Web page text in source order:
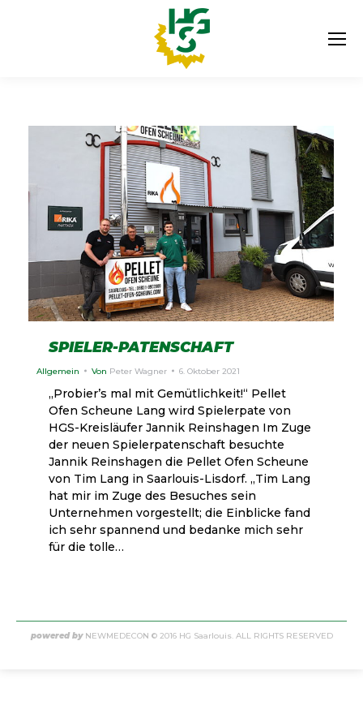
SPIELER-PATENSCHAFT
Allgemein Von Peter Wagner 6. Oktober 2021
„Probier’s mal mit Gemütlichkeit!“ Pellet
Ofen Scheune Lang wird Spielerpate von
HGS-Kreisläufer Jannik Reinshagen Im Zuge
der neuen Spielerpatenschaft besuchte
Jannik Reinshagen die Pellet Ofen Scheune
von Tim Lang in Saarlouis-Lisdorf. „Tim Lang
hat mir im Zuge des Besuches sein
Unternehmen vorgestellt; die Einblicke fand
ich sehr spannend und bedanke mich sehr
für die tolle…
powered by NEWMEDECON © 2016 HG Saarlouis. ALL RIGHTS RESERVED